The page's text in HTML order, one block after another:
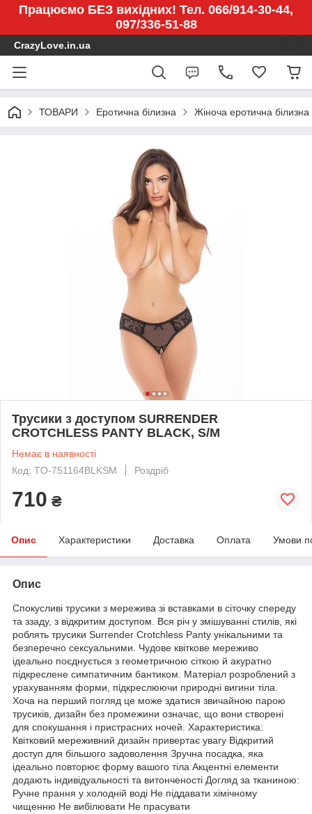
Працюємо БЕЗ вихідних! Тел. 066/914-30-44,
097/336-51-88
CrazyLove.in.ua
ТОВАРИ Еротична білизна Жіноча еротична білизна
Трусики з доступом SURRENDER
CROTCHLESS PANTY BLACK, S/M
Немає в наявності
Код: TO-751164BLKSM
Роздріб
710 ₴
Опис Характеристики Доставка Оплата Умови
Опис
Спокусливі трусики з мережива зі вставками в сіточку спереду
та ззаду, з відкритим доступом. Вся річ у змішуванні стилів, які
роблять трусики Surrender Crotchless Panty унікальними та
безперечно сексуальними. Чудове квіткове мереживо
ідеально поєднується з геометричною сіткою й акуратно
підкреслене симпатичним бантиком. Матеріал розроблений з
урахуванням форми, підкреслюючи природні вигини тіла.
Хоча на перший погляд це може здатися звичайною парою
трусиків, дизайн без промежини означає, що вони створені
для спокушання і пристрасних ночей. Характеристика:
Квітковий мереживний дизайн привертає увагу Відкритий
доступ для більшого задоволення Зручна посадка, яка
ідеально повторює форму вашого тіла Акцентні елементи
додають індивідуальності та витонченості Догляд за тканиною:
Ручне прання у холодній воді Не піддавати хімічному
чищенню Не вибілювати Не прасувати